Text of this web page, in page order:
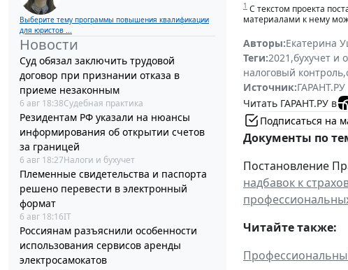
Выберите тему программы повышения квалификации
для юристов ...
Новости
Суд обязал заключить трудовой
договор при признании отказа в
приеме незаконным
6 авг 18:38Судебная практика
Резидентам РФ указали на нюансы
информирования об открытии счетов
за границей
6 авг 18:27Налоги и бухучет
Племенные свидетельства и паспорта
решено перевести в электронный
формат
6 авг 18:16IT
Россиянам разъяснили особенности
использования сервисов аренды
электросамокатов
1 С текстом проекта
материалами к нему
Авторы:Екатерина
Теги:2021 ,бухучет и
налоговый контроль,
Источник:ГАРАНТ.РУ
Читать ГАРАНТ.РУ в
Подписаться на
Документы по
Постановление
надбавок к
Читайте также: